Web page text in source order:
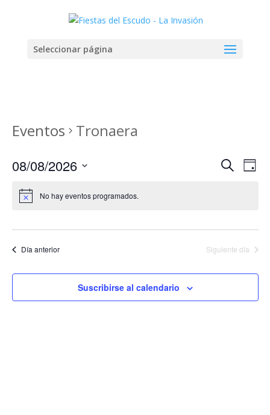
Seleccionar página
Eventos Tronaera
vistas
de
Buscar
de
Día
08/08/2026
fecha.
No hay eventos programados.
Día anterior Siguiente día
Suscribirse al calendario